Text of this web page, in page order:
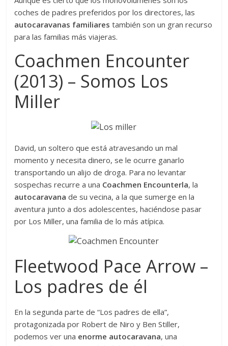
coches de padres preferidos por los directores, las
autocaravanas familiares también son un gran recurso
para las familias más viajeras.
Coachmen Encounter
(2013) – Somos Los
Miller
David, un soltero que está atravesando un mal
momento y necesita dinero, se le ocurre ganarlo
transportando un alijo de droga. Para no levantar
sospechas recurre a una Coachmen Encounterla, la
autocaravana de su vecina, a la que sumerge en la
aventura junto a dos adolescentes, haciéndose pasar
por Los Miller, una familia de lo más atípica.
Fleetwood Pace Arrow –
Los padres de él
En la segunda parte de “Los padres de ella”,
protagonizada por Robert de Niro y Ben Stiller,
podemos ver una enorme autocaravana, una